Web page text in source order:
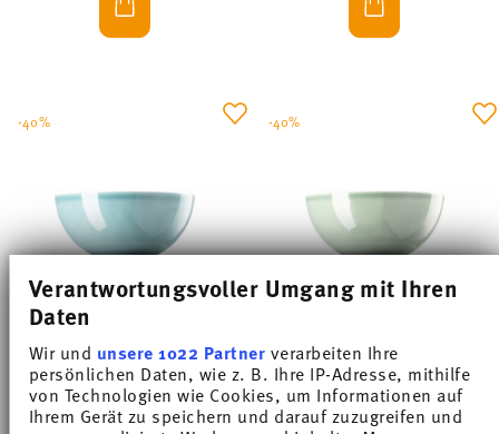
Verantwortungsvoller Umgang mit Ihren
Daten
Wir und unsere 1022 Partnerverarbeiten Ihre
persönlichen Daten, wie z. B. Ihre IP-Adresse, mithilfe
von Technologien wie Cookies, um Informationen auf
Ihrem Gerät zu speichern und darauf zuzugreifen und
THOMAS DAILY ICE BLUE
Bowl 21 cm
-40%
THOMAS DAILY MOSS GREEN
Bowl 21 cm
-40%